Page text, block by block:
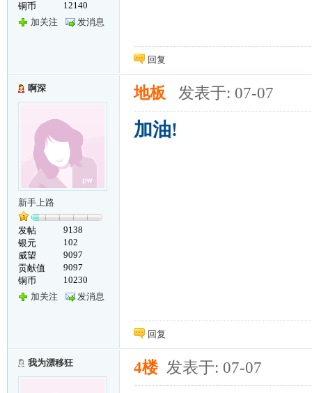
铜币
12140
加关注
发消息
回复
啊深
新手上路
发帖
9138
银元
102
威望
9097
贡献值
9097
铜币
10230
加关注
发消息
地板 发表于: 07-07
加油!
回复
我为漂移狂 4楼 发表于: 07-07